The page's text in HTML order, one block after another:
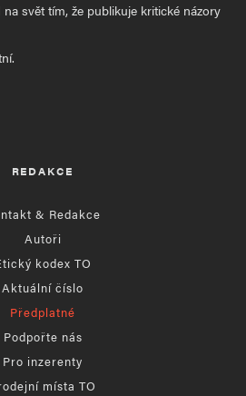
svět tím, že publikuje kritické názory
REDAKCE
& Redakce
Autoři
kodex TO
Aktuální číslo
Předplatné
Podpořte nás
Pro inzerenty
místa TO